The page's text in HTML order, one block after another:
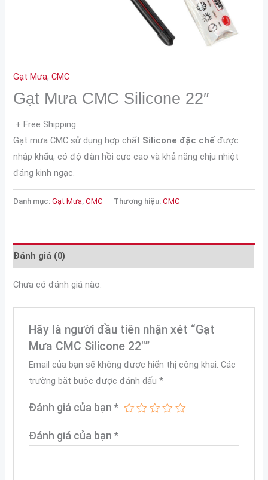
Gạt Mưa,CMC
Gạt Mưa CMC Silicone 22″
+ Free Shipping
Gạt mưa CMC sử dụng hợp chất Silicone đặc chế được
nhập khẩu, có độ đàn hồi cực cao và khả năng chịu nhiệt
đáng kinh ngạc.
Danh mục:Gạt Mưa,CMC Thương hiệu:CMC
Đánh giá (0)
Chưa có đánh giá nào.
Hãy là người đầu tiên nhận xét “Gạt
Mưa CMC Silicone 22″”
Email của bạn sẽ không được hiển thị công khai. Các
trường bắt buộc được đánh dấu *
Đánh giá của bạn *
Đánh giá của bạn *